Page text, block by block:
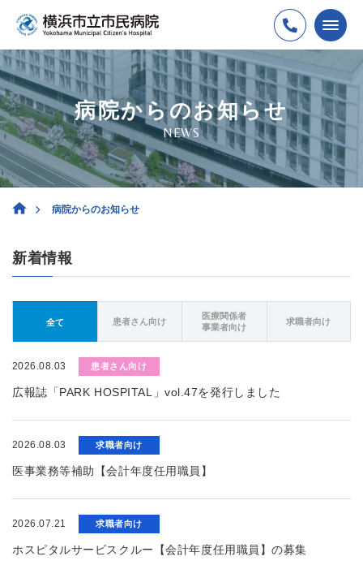
病院からのお知らせ
NEWS
病院からのお知らせ
新着情報
全て 患者さん向け
医療関係者
事業者向け
求職者向け
2026.08.03 患者さん向け
広報誌「PARK HOSPITAL」vol.47を発行しました
2026.08.03 求職者向け
医事業務等補助【会計年度任用職員】
2026.07.21 求職者向け
ホスピタルサービスクルー【会計年度任用職員】の募集